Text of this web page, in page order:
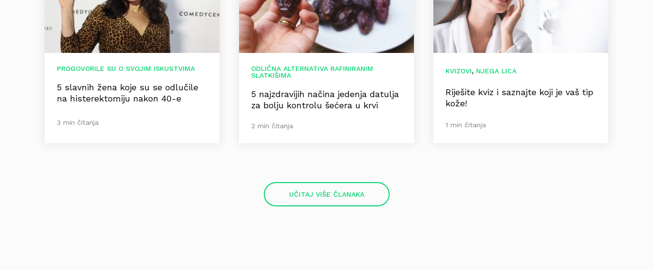
PROGOVORILE SU O SVOJIM ISKUSTVIMA
5 slavnih žena koje su se odlučile
na histerektomiju nakon 40-e
3 min čitanja
ODLIČNA ALTERNATIVA RAFINIRANIM
SLATKIŠIMA
5 najzdravijih načina jedenja datulja
za bolju kontrolu šećera u krvi
2 min čitanja
KVIZOVI, NJEGA LICA
Riješite kviz i saznajte koji je vaš tip
kože!
1 min čitanja
UČITAJ VIŠE ČLANAKA